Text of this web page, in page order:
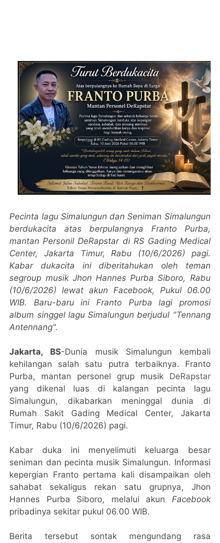
Pecinta lagu Simalungun dan Seniman Simalungun
berdukacita atas berpulangnya Franto Purba,
mantan Personil DeRapstar di RS Gading Medical
Center, Jakarta Timur, Rabu (10/6/2026) pagi.
Kabar dukacita ini diberitahukan oleh teman
segroup musik Jhon Hannes Purba Siboro, Rabu
(10/6/2026) lewat akun Facebook, Pukul 06.00
WIB. Baru-baru ini Franto Purba lagi promosi
album singgel lagu Simalungun berjudul "Tennang
Antennang".
Jakarta, BS-Dunia musik Simalungun kembali
kehilangan salah satu putra terbaiknya. Franto
Purba, mantan personel grup musik DeRapstar
yang dikenal luas di kalangan pecinta lagu
Simalungun, dikabarkan meninggal dunia di
Rumah Sakit Gading Medical Center, Jakarta
Timur, Rabu (10/6/2026) pagi.
Kabar duka ini menyelimuti keluarga besar
seniman dan pecinta musik Simalungun. Informasi
kepergian Franto pertama kali disampaikan oleh
sahabat sekaligus rekan satu grupnya, Jhon
Hannes Purba Siboro, melalui akun Facebook
pribadinya sekitar pukul 06.00 WIB.
Berita tersebut sontak mengundang rasa